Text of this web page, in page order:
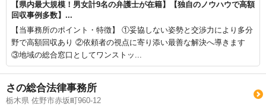
【県内最大規模！男女計9名の弁護士が在籍】【独自のノウハウで高額
回収事例多数】...
【当事務所のポイント・特徴】 ①妥協しない姿勢と交渉力により多分
野で高額回収あり ②依頼者の視点に寄り添い最善な解決へ導きます
③地域の総合窓口としてワンストッ...
さの総合法律事務所
栃木県 佐野市赤坂町960-12